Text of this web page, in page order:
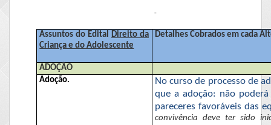
Assuntos do EditalDireito da
Criança e do Adolescente
Detalhes Cobrados em cada
ADOÇÃO
Adoção.
No curso de processo de
que a adoção: não
pareceres favoráveis das
convivência deve ter sido